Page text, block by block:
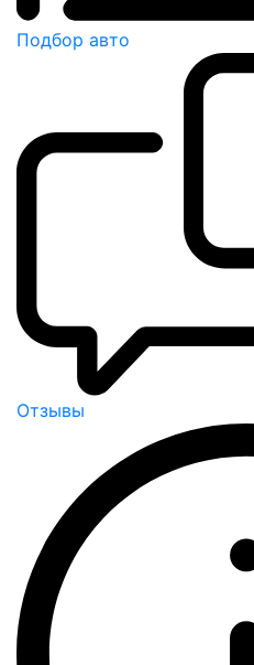
Подбор авто
Отзывы